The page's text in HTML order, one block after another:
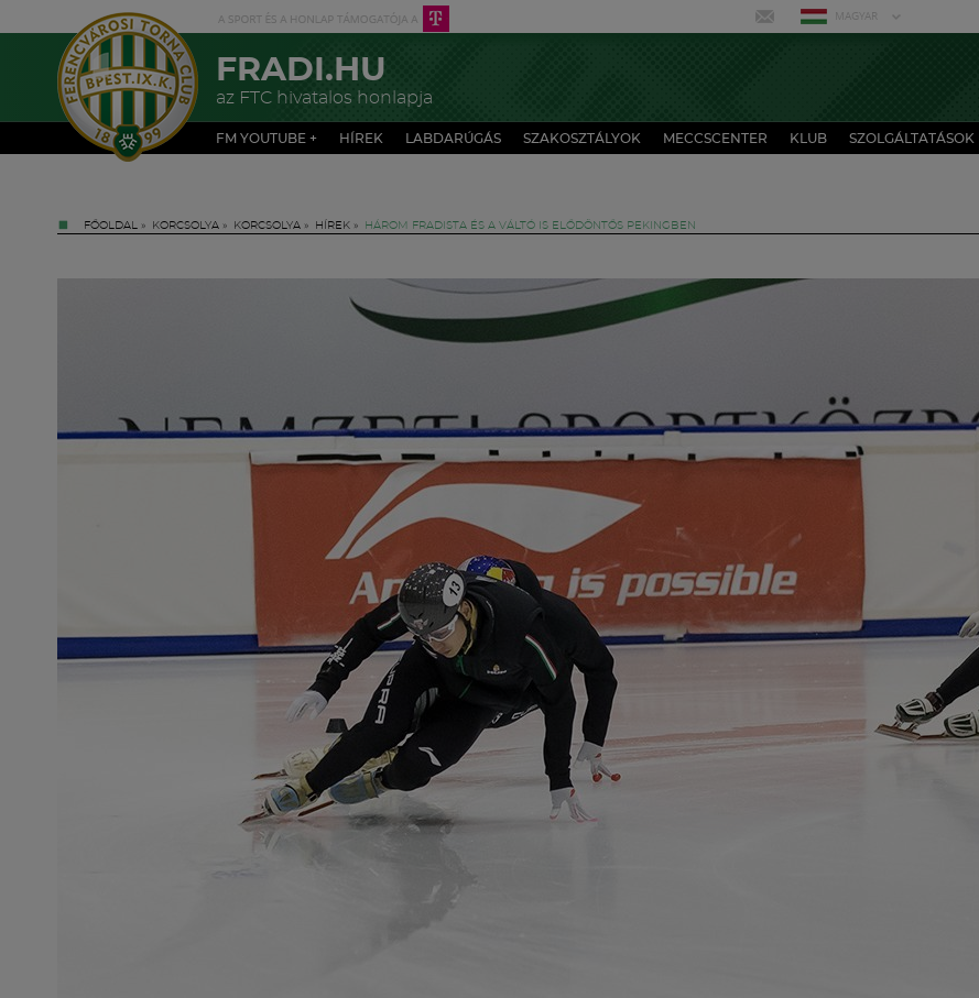
MAGYAR
FRADI.HU
az FTC hivatalos honlapja
FM YOUTUBE + HÍREK LABDARÚGÁS SZAKOSZTÁLYOK MECCSCENTER KLUB SZOLGÁLTATÁSOK
FŐOLDAL » KORCSOLYA » KORCSOLYA » HÍREK » HÁROM FRADISTA ÉS A VÁLTÓ IS ELŐDÖNTŐS PEKINGBEN